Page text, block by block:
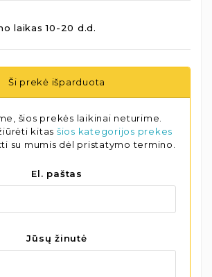
laikas 10-20 d.d.
Ši prekė išparduota
šios prekės laikinai neturime.
kitas šios kategorijos prekes
su mumis dėl pristatymo termino.
El. paštas
Jūsų žinutė